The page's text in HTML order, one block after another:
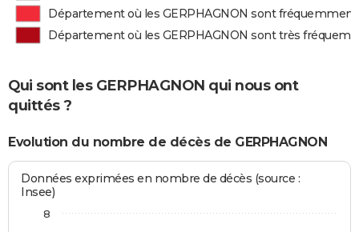
Département où les GERPHAGNON sont
Département où les GERPHAGNON sont très
Qui sont les GERPHAGNON qui nous ont
quittés ?
Evolution du nombre de décès de GERPHAGNON
Données exprimées en nombre de décès (source :
Insee)
8